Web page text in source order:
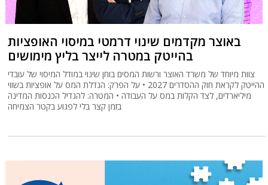
באוצר מקדמים שינוי דרמטי במיסוי האופציות
בהייטק במטרה לייצר בליץ מימושים
צוות מיוחד של משרד האוצר ורשות המסים בוחן שינוי במודל המיסוי של עובדי
ההייטק לקראת חוק ההסדרים 2027 • על הפרק: הגדלת המס על אופציות בשווי
מיליארדים, לצד הקלות במס על העבודה • המטרה: להגדיל הכנסות המדינה
בזמן קצר בלי לפגוע בקטר הצמיחה